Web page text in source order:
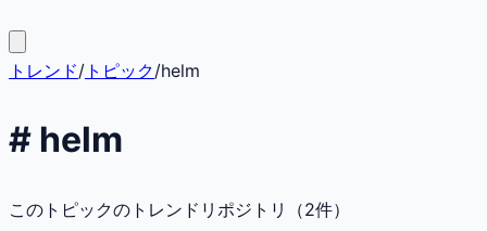
トレンド/ トピック/helm
# helm
このトピックのトレンドリポジトリ（2件）